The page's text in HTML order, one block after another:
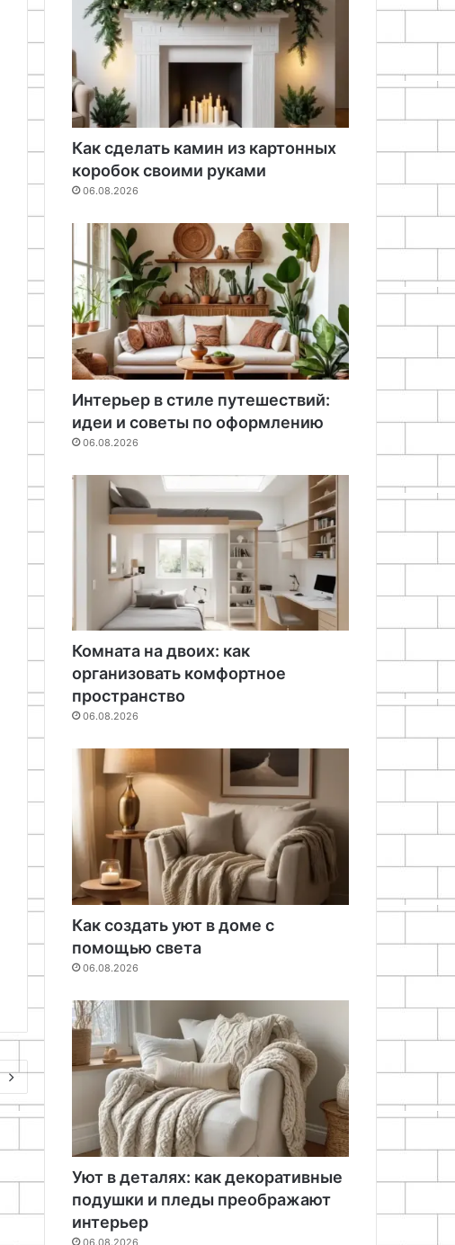
Как сделать камин из картонных
коробок своими руками
06.08.2026
Интерьер в стиле путешествий:
идеи и советы по оформлению
06.08.2026
Комната на двоих: как
организовать комфортное
пространство
06.08.2026
Как создать уют в доме с
помощью света
06.08.2026
Уют в деталях: как декоративные
подушки и пледы преображают
интерьер
06.08.2026